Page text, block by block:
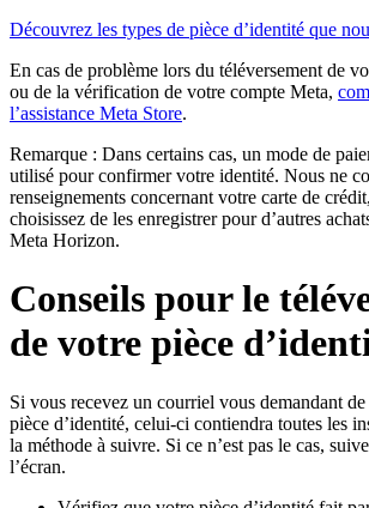
Découvrez les types de pièce d’identité que
En cas de problème lors du téléversement de
ou de la vérification de votre compte Meta,
l’assistance Meta Store.
Remarque : Dans certains cas, un mode de
utilisé pour confirmer votre identité. Nous ne
renseignements concernant votre carte de
choisissez de les enregistrer pour d’autres
Meta Horizon.
Conseils pour le
de votre pièce
Si vous recevez un courriel vous demandant
pièce d’identité, celui-ci contiendra toutes les
la méthode à suivre. Si ce n’est pas le cas,
l’écran.